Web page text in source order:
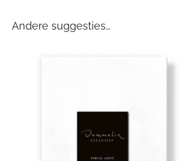
Andere suggesties…